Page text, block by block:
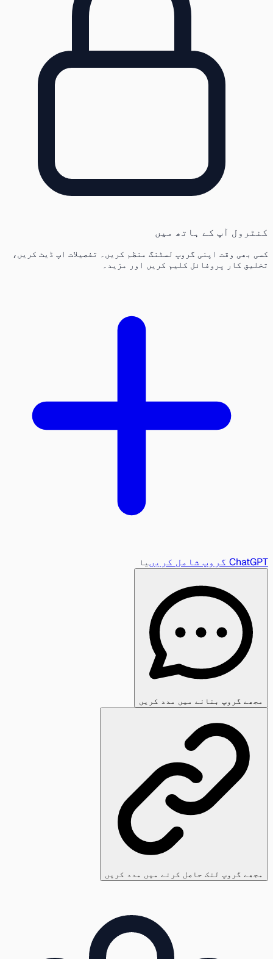
کنٹرول آپ کے ہاتھ میں
کسی بھی وقت اپنی گروپ لسٹنگ منظم کریں۔ تفصیلات اپ ڈیٹ کریں،
تخلیق کار پروفائل کلیم کریں اور مزید۔
ChatGPT گروپ شامل کریں یا
مجھے گروپ بنانے میں مدد کریں
مجھے گروپ لنک حاصل کرنے میں مدد کریں